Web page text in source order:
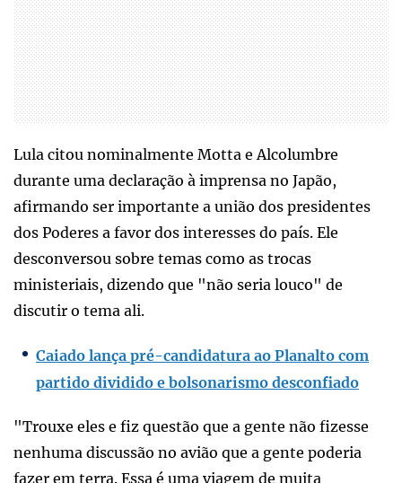
Lula citou nominalmente Motta e Alcolumbre
durante uma declaração à imprensa no Japão,
afirmando ser importante a união dos presidentes
dos Poderes a favor dos interesses do país. Ele
desconversou sobre temas como as trocas
ministeriais, dizendo que "não seria louco" de
discutir o tema ali.
Caiado lança pré-candidatura ao Planalto com
partido dividido e bolsonarismo desconfiado
"Trouxe eles e fiz questão que a gente não fizesse
nenhuma discussão no avião que a gente poderia
fazer em terra. Essa é uma viagem de muita